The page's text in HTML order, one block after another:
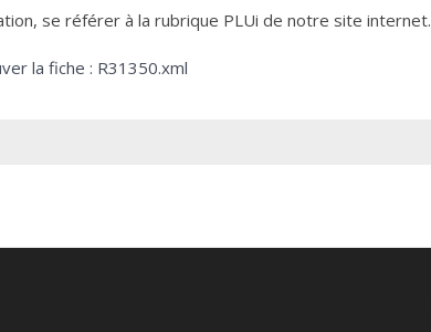
se référer à la rubrique PLUi de notre site internet.
la fiche : R31350.xml